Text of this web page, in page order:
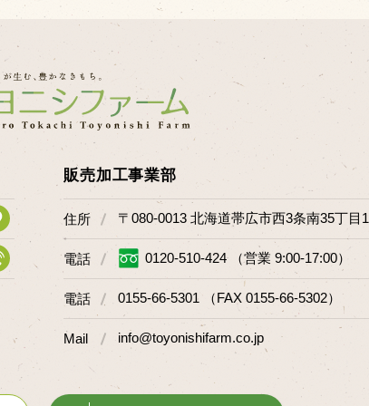
販売加工事業部
住所 〒080-0013 北海道帯広市西3条南35丁目1
電話 0120-510-424 （営業 9:00-17:00）
電話 0155-66-5301 （FAX 0155-66-5302）
Mail info@toyonishifarm.co.jp